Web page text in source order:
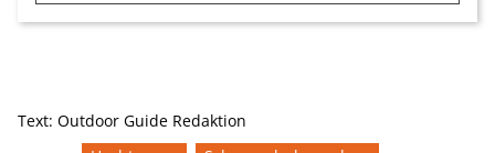
Text: Outdoor Guide Redaktion